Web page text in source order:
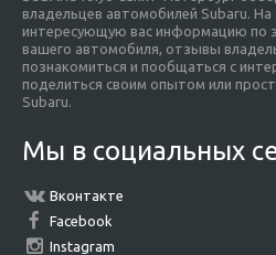
владельцев автомобилей Subaru.
интересующую вас информацию по
вашего автомобиля, отзывы
познакомиться и пообщаться с
поделиться своим опытом или
Subaru.
Мы в социальных
Вконтакте
Facebook
Instagram